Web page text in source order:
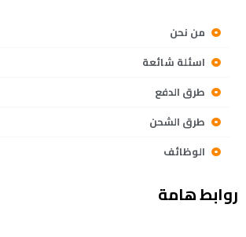
من نحن
اسئلة شائعة
طرق الدفع
طرق الشحن
الوظائف
روابط هامة